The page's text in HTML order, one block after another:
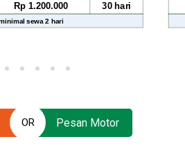
Bulanan Rp 1.500.000
*minimal sewa
OR Pesan Motor